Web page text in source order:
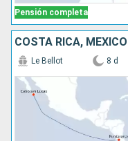
Pensión completa
COSTA RICA, MÉXICO
Le Bellot 8 d